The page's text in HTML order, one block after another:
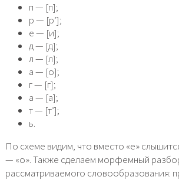
п — [п];
р — [р’];
е — [и];
д — [д];
л — [л];
а — [о];
г — [г];
а — [а];
т — [т’];
ь.
По схеме видим, что вместо «е»
— «о». Также сделаем морфемный
рассматриваемого словообразования: